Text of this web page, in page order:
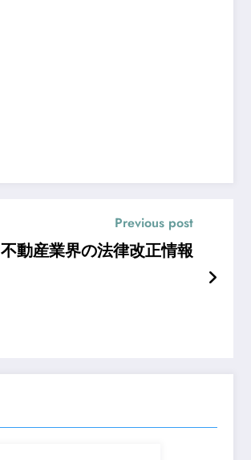
Previous post
不動産業界の法律改正情報